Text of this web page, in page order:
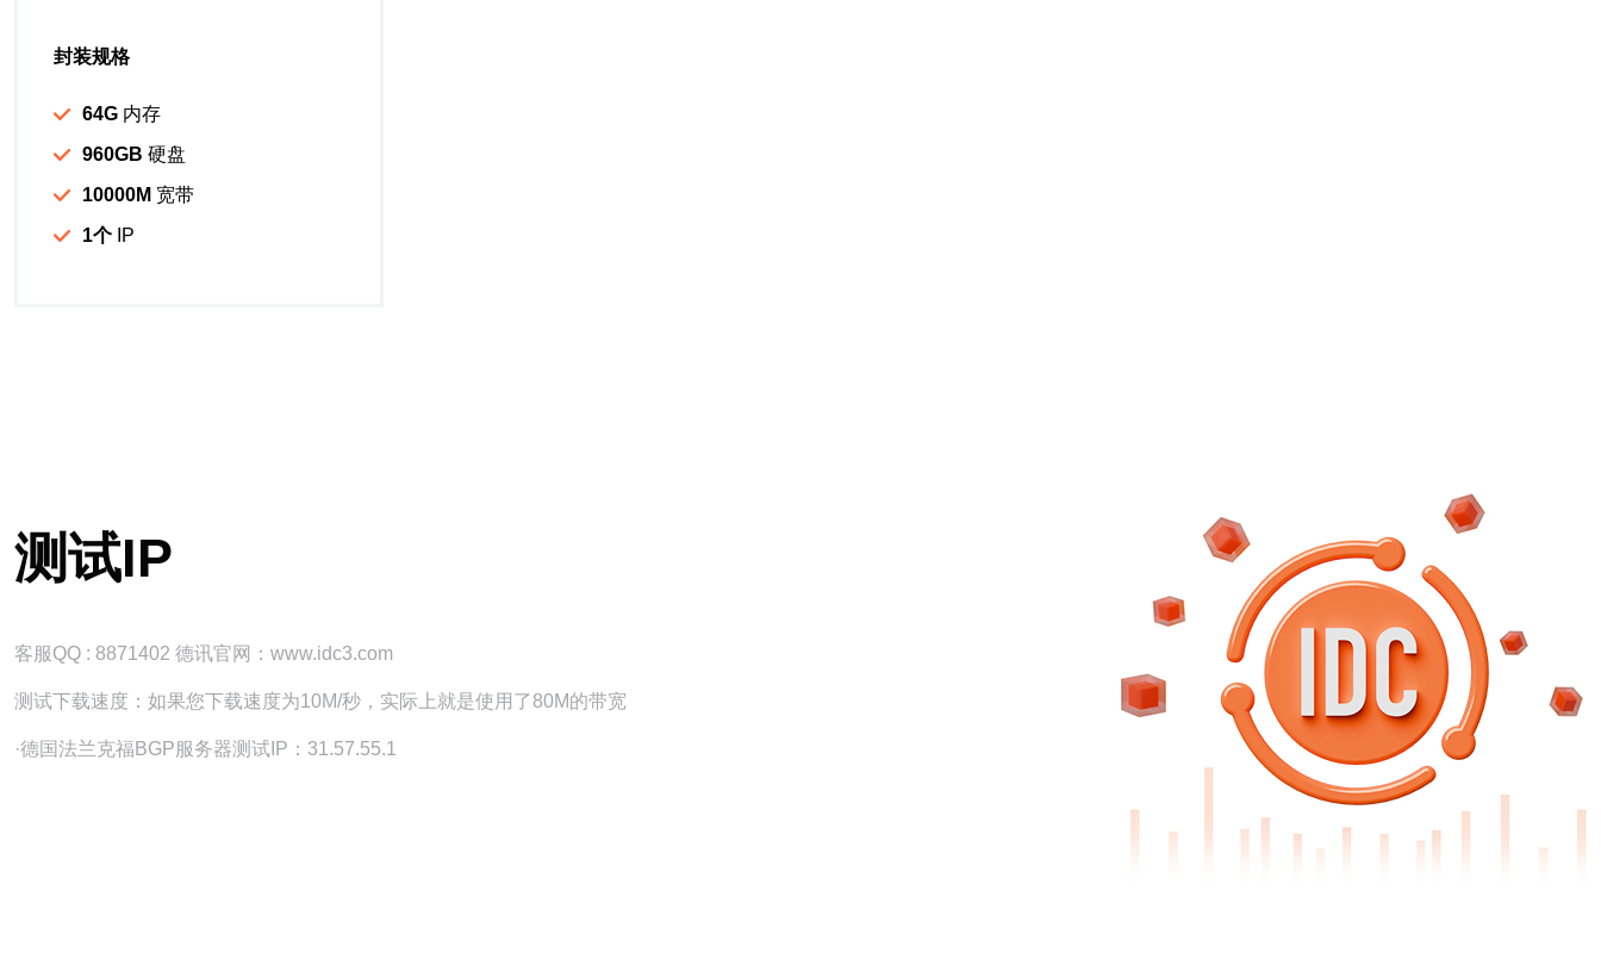
封装规格
64G 内存
960GB 硬盘
10000M 宽带
1个 IP
测试IP
客服QQ : 8871402 德讯官网：www.idc3.com
测试下载速度：如果您下载速度为10M/秒，实际上就是使用了80M的带宽
·德国法兰克福BGP服务器测试IP：31.57.55.1